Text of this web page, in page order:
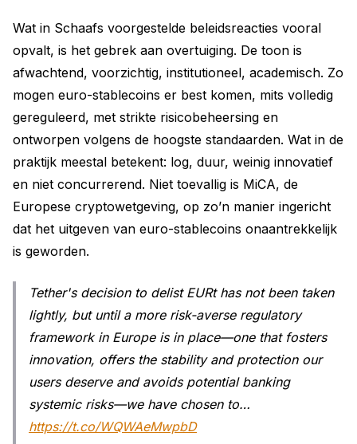
Wat in Schaafs voorgestelde beleidsreacties vooral
opvalt, is het gebrek aan overtuiging. De toon is
afwachtend, voorzichtig, institutioneel, academisch. Zo
mogen euro-stablecoins er best komen, mits volledig
gereguleerd, met strikte risicobeheersing en
ontworpen volgens de hoogste standaarden. Wat in de
praktijk meestal betekent: log, duur, weinig innovatief
en niet concurrerend. Niet toevallig is MiCA, de
Europese cryptowetgeving, op zo’n manier ingericht
dat het uitgeven van euro-stablecoins onaantrekkelijk
is geworden.
Tether's decision to delist EURt has not been taken
lightly, but until a more risk-averse regulatory
framework in Europe is in place—one that fosters
innovation, offers the stability and protection our
users deserve and avoids potential banking
systemic risks—we have chosen to…
https://t.co/WQWAeMwpbD